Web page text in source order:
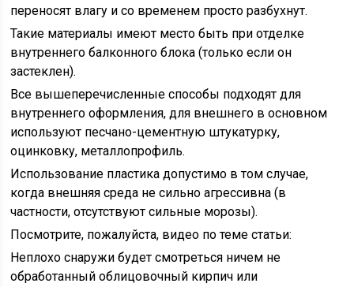
переносят влагу и со временем просто разбухнут.
Такие материалы имеют место быть при отделке
внутреннего балконного блока (только если он
застеклен).
Все вышеперечисленные способы подходят для
внутреннего оформления, для внешнего в основном
используют песчано-цементную штукатурку,
оцинковку, металлопрофиль.
Использование пластика допустимо в том случае,
когда внешняя среда не сильно агрессивна (в
частности, отсутствуют сильные морозы).
Посмотрите, пожалуйста, видео по теме статьи:
Неплохо снаружи будет смотреться ничем не
обработанный облицовочный кирпич или